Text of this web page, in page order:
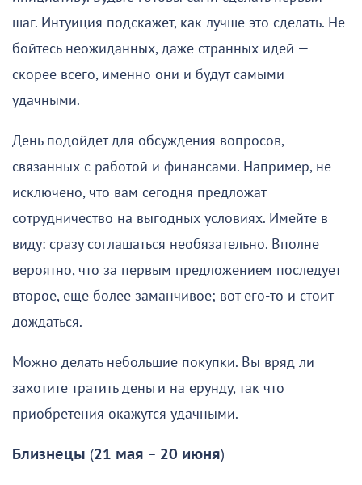
шаг. Интуиция подскажет, как лучше это сделать. Не
бойтесь неожиданных, даже странных идей —
скорее всего, именно они и будут самыми
удачными.
День подойдет для обсуждения вопросов,
связанных с работой и финансами. Например, не
исключено, что вам сегодня предложат
сотрудничество на выгодных условиях. Имейте в
виду: сразу соглашаться необязательно. Вполне
вероятно, что за первым предложением последует
второе, еще более заманчивое; вот его-то и стоит
дождаться.
Можно делать небольшие покупки. Вы вряд ли
захотите тратить деньги на ерунду, так что
приобретения окажутся удачными.
Близнецы (21 мая – 20 июня)